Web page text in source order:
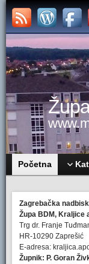
Početna
Zagrebačka
Župa BDM, Kraljice
Trg dr. Franje
HR-10290 Zaprešić
E-adresa:
Župnik: P. Goran